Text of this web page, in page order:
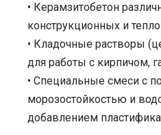
• Керамзитобетон
конструкционных и
• Кладочные растворы
для работы с кирпичом,
• Специальные смеси с
морозостойкостью и
добавлением